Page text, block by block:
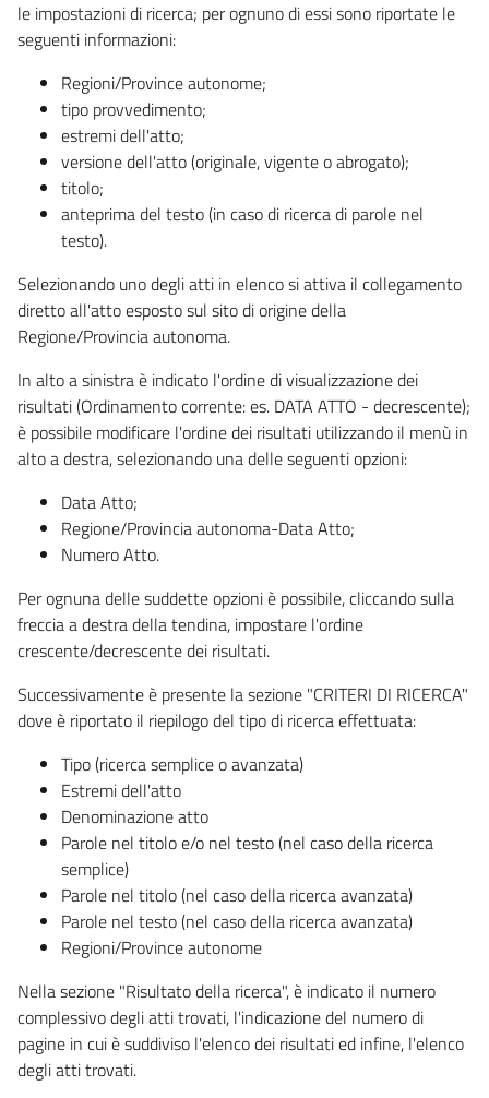
le impostazioni di ricerca; per ognuno di essi sono riportate le
seguenti informazioni:
Regioni/Province autonome;
tipo provvedimento;
estremi dell'atto;
versione dell'atto (originale, vigente o abrogato);
titolo;
anteprima del testo (in caso di ricerca di parole nel
testo).
Selezionando uno degli atti in elenco si attiva il collegamento
diretto all'atto esposto sul sito di origine della
Regione/Provincia autonoma.
In alto a sinistra è indicato l'ordine di visualizzazione dei
risultati (Ordinamento corrente: es. DATA ATTO - decrescente);
è possibile modificare l'ordine dei risultati utilizzando il menù in
alto a destra, selezionando una delle seguenti opzioni:
Data Atto;
Regione/Provincia autonoma-Data Atto;
Numero Atto.
Per ognuna delle suddette opzioni è possibile, cliccando sulla
freccia a destra della tendina, impostare l'ordine
crescente/decrescente dei risultati.
Successivamente è presente la sezione "CRITERI DI RICERCA"
dove è riportato il riepilogo del tipo di ricerca effettuata:
Tipo (ricerca semplice o avanzata)
Estremi dell'atto
Denominazione atto
Parole nel titolo e/o nel testo (nel caso della ricerca
semplice)
Parole nel titolo (nel caso della ricerca avanzata)
Parole nel testo (nel caso della ricerca avanzata)
Regioni/Province autonome
Nella sezione "Risultato della ricerca", è indicato il numero
complessivo degli atti trovati, l'indicazione del numero di
pagine in cui è suddiviso l'elenco dei risultati ed infine, l'elenco
degli atti trovati.